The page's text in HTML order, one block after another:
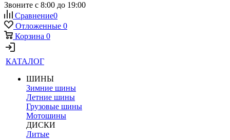
Звоните с 8:00 до 19:00
Сравнение0
Отложенные 0
Корзина 0
КАТАЛОГ
ШИНЫ
Зимние шины
Летние шины
Грузовые шины
Мотошины
ДИСКИ
Литые